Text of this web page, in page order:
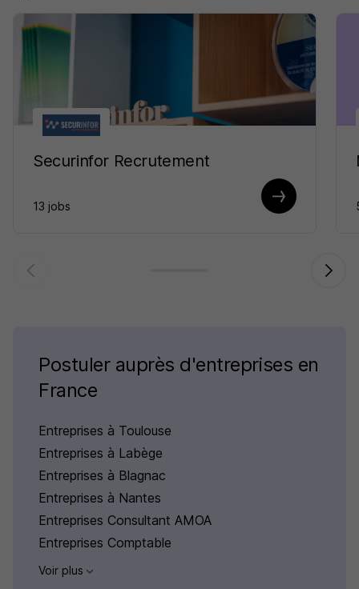
Securinfor Recrutement
13 jobs
Postuler auprès d'entreprises en
France
Entreprises à Toulouse
Entreprises à Labège
Entreprises à Blagnac
Entreprises à Nantes
Entreprises Consultant AMOA
Entreprises Comptable
Voir plus